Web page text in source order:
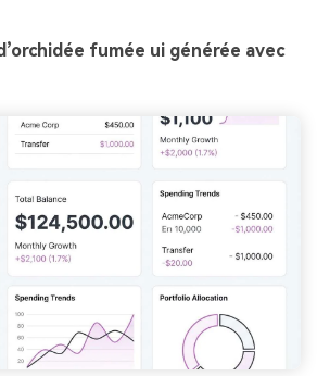
fumée ui générée avec